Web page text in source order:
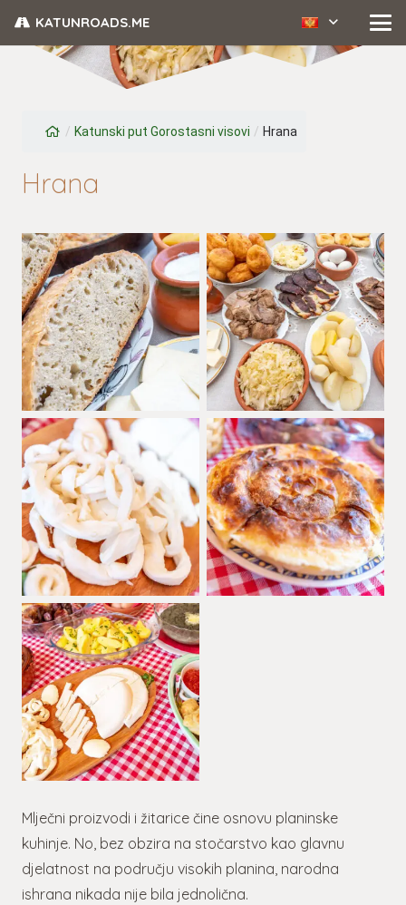
KATUNROADS.ME
/ Katunski put Gorostasni visovi / Hrana
Hrana
Mlječni proizvodi i žitarice čine osnovu planinske
kuhinje. No, bez obzira na stočarstvo kao glavnu
djelatnost na području visokih planina, narodna
ishrana nikada nije bila jednolična.